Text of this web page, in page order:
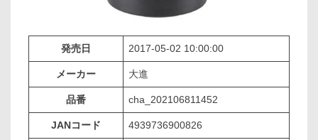
発売日 2017-05-02 10:00:00
メーカー 大進
品番 cha_202106811452
JANコード 4939736900826